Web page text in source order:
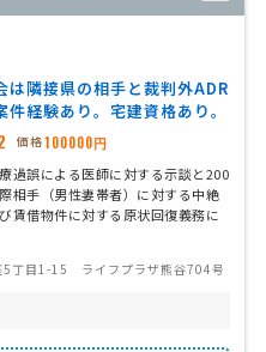
は隣接県の相手と裁判外ADR
経験あり。宅建資格あり。
価格100000円
過誤による医師に対する示談と200
相手（男性妻帯者）に対する中絶
賃借物件に対する原状回復義務に
5丁目1-15 ライフプラザ熊谷704号